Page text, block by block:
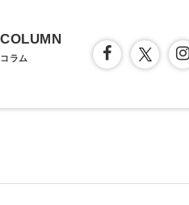
COLUMN
コラム